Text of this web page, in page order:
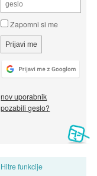
Zapomni si me
nov uporabnik
pozabili geslo?
Hitre funkcije